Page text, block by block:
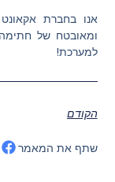
אנו בחברת
ומאובטח של חתימה
למערכת!
הקודם
שתף את המאמר